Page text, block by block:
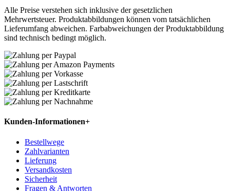
Alle Preise verstehen sich inklusive der gesetzlichen
Mehrwertsteuer. Produktabbildungen können vom tatsächlichen
Lieferumfang abweichen. Farbabweichungen der Produktabbildung
sind technisch bedingt möglich.
Kunden-Informationen+
Bestellwege
Zahlvarianten
Lieferung
Versandkosten
Sicherheit
Fragen & Antworten